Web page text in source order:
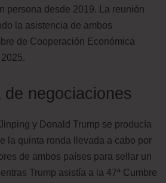
persona desde 2019. La reunión
la asistencia de ambos
de Cooperación Económica
negociaciones
y Donald Trump se producía
la quinta ronda llevada a cabo por
de ambos países para sellar un
Trump asistía a la 47ª Cumbre